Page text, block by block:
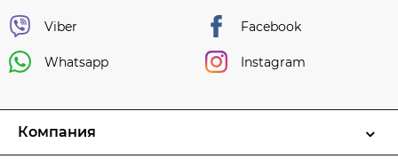
Viber
Whatsapp
Facebook
Instagram
Компания